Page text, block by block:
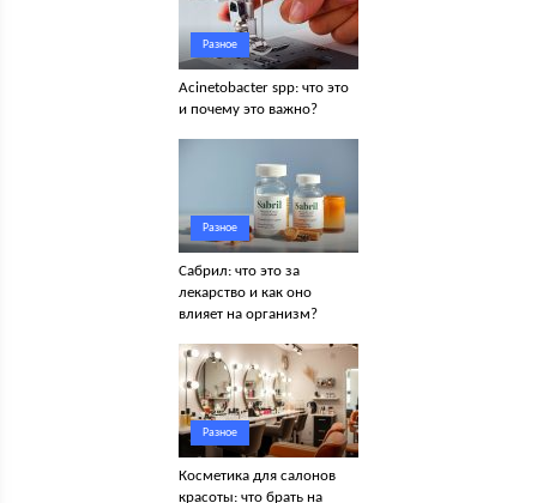
Разное
Acinetobacter spp: что это
и почему это важно?
Разное
Сабрил: что это за
лекарство и как оно
влияет на организм?
Разное
Косметика для салонов
красоты: что брать на